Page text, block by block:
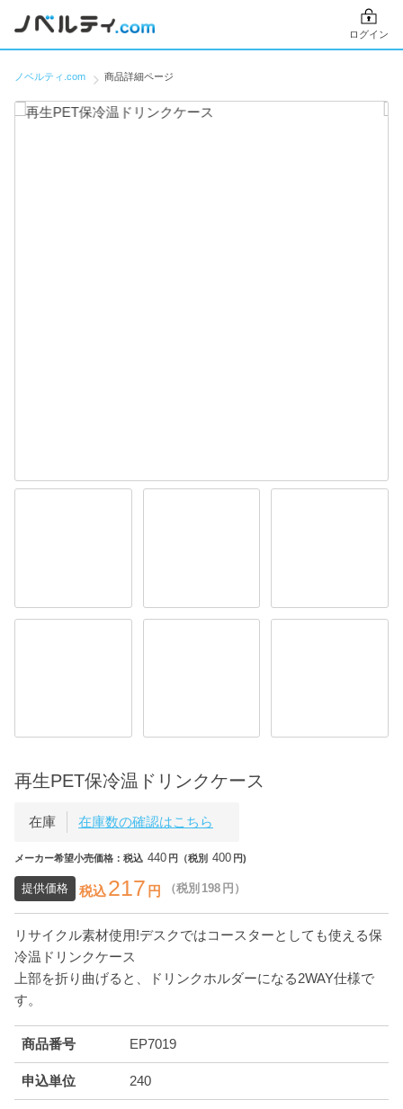
ログイン
ノベルティ.com 商品詳細ページ
再生PET保冷温ドリンクケース
在庫 在庫数の確認はこちら
メーカー希望小売価格：税込 440 円（税別 400 円)
提供価格 税込217 円 （税別 198 円）
リサイクル素材使用!デスクではコースターとしても使える保
冷温ドリンクケース
上部を折り曲げると、ドリンクホルダーになる2WAY仕様で
す。
商品番号 EP7019
申込単位 240